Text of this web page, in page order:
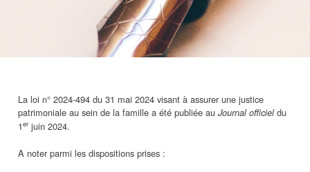
La loi n° 2024-494 du 31 mai 2024 visant à assurer une justice
patrimoniale au sein de la famille a été publiée au Journal officieldu
1erjuin 2024.
A noter parmi les dispositions prises :